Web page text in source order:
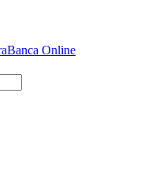
Banca Online